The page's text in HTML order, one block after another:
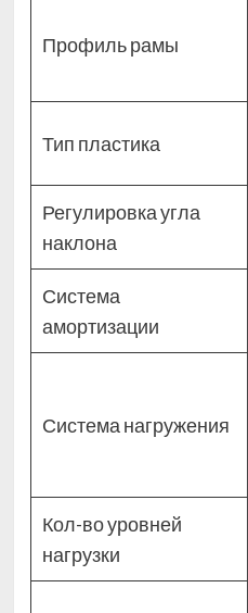
Профиль рамы
Тип пластика
Регулировка угла
наклона
Система
амортизации
Система нагружения
Кол-во уровней
нагрузки